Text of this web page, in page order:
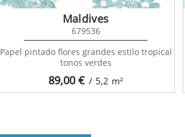
89,00€ / 5,2 m²
Maldives
679536
Papel pintado flores grandes estilo tropical
tonos verdes